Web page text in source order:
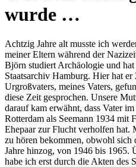
wurde …
Achtzig Jahre alt musste ich
meiner Eltern während der
Björn studiert Archäologie und
Staatsarchiv Hamburg. Hier hat er
Urgroßvaters, meines Vaters,
diese Zeit gesprochen. Unsere
darauf kam erwähnt, dass Vater
Rotterdam als Seemann 1934 mit
Ehepaar zur Flucht verholfen
zu hören bekommen, obwohl sich
Jahre hinzog, von 1946 bis 1965.
habe ich erst durch die Akten des